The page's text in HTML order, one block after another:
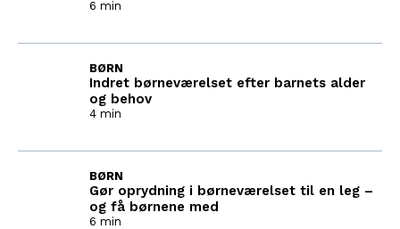
6 min
Indret børneværelset efter barnets alder
og behov
BØRN
4 min
Gør oprydning i børneværelset til en leg –
og få børnene med
BØRN
6 min